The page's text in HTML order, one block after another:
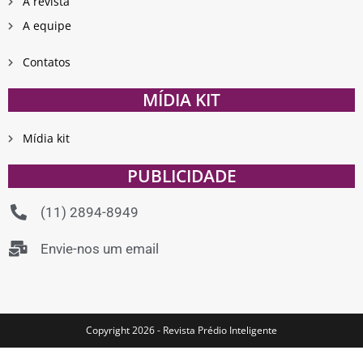
A equipe
Contatos
MÍDIA KIT
Mídia kit
PUBLICIDADE
(11) 2894-8949
Envie-nos um email
Copyright 2026 - Revista Prédio Inteligente